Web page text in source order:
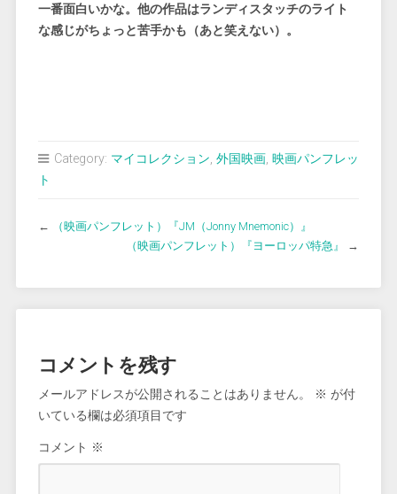
一番面白いかな。他の作品はランディスタッチのライト
な感じがちょっと苦手かも（あと笑えない）。
Category: マイコレクション, 外国映画, 映画パンフレッ
ト
←
（映画パンフレット）『JM（Jonny Mnemonic）』
（映画パンフレット）『ヨーロッパ特急』
→
コメントを残す
メールアドレスが公開されることはありません。 ※ が付
いている欄は必須項目です
コメント ※